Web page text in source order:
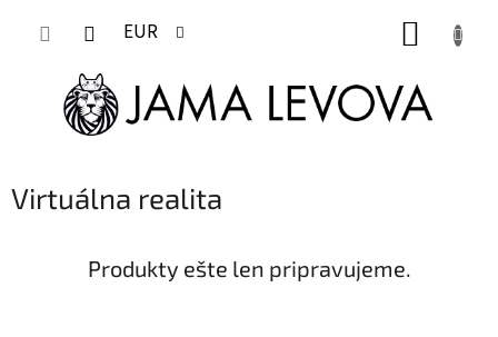
EUR
Virtuálna realita
Produkty ešte len pripravujeme.